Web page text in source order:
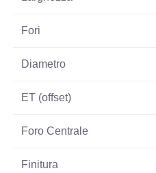
Fori
Diametro
ET (offset)
Foro Centrale
Finitura